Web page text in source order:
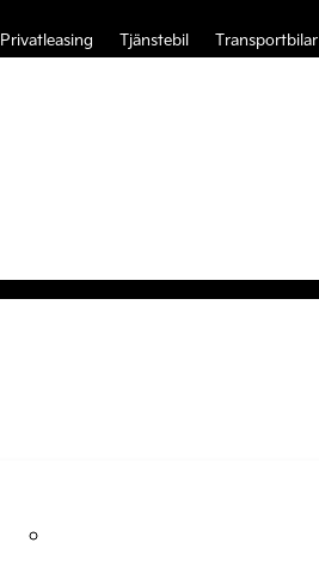
Privatleasing Tjänstebil Transportbilar